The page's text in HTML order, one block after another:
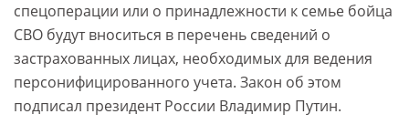
спецоперации или о принадлежности к семье бойца
СВО будут вноситься в перечень сведений о
застрахованных лицах, необходимых для ведения
персонифицированного учета. Закон об этом
подписал президент России Владимир Путин.